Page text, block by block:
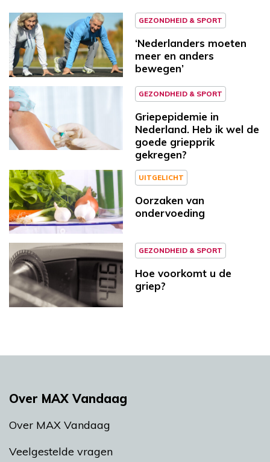
GEZONDHEID & SPORT
‘Nederlanders moeten
meer en anders
bewegen’
GEZONDHEID & SPORT
Griepepidemie in
Nederland. Heb ik wel de
goede griepprik
gekregen?
UITGELICHT
Oorzaken van
ondervoeding
GEZONDHEID & SPORT
Hoe voorkomt u de
griep?
Over MAX Vandaag
Over MAX Vandaag
Veelgestelde vragen